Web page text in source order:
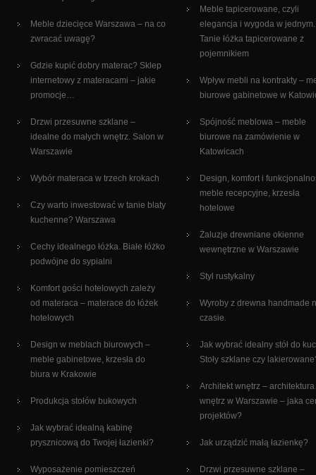
Meble dziecięce Warszawa – na co
zwracać uwagę?
Gdzie kupić dobry materac? Sklep
internetowy z materacami – jakie
promocje…
Drzwi przesuwne szklane –
idealne do małych wnętrz. Salon w
Warszawie
Wybór materaca w trzech krokach
Czy warto inwestować w tanie blaty
kuchenne? Warszawa
Cechy idealnego łóżka. Białe łóżko
podwójne do sypialni
Komfort gości hotelowych zależy
od materaca – materace do łóżek
hotelowych
Design w meblach biurowych –
meble gabinetowe, krzesła do
biura w Krakowie
Produkcja stołów bukowych
Jak wybrać idealną kabinę
prysznicową do Twojej łazienki?
Wyposażenie pomieszczeń
Meble tapicerowane, czyli
elegancja i wygoda w jednym.
Tanie łóżka tapicerowane z
pojemnikiem
Wpływ mebli na kontrakty –
biurowe gabinetowe w
Spójność meblowa – meble
biurowe na zamówienie w
Katowicach
Design, komfort i
meble recepcyjne, krzesła
hotelowe
Żaluzje drewniane okienne
wewnętrzne w Warszawie
Styl rustykalny
Wyroby z drewna handmade
czasie.
Jak wybrać idealny stół do
Stoły szklane czy
Architekt wnętrz – architektura
wnętrz w Warszawie – jaka
projektów?
Jak urządzić małą łazienkę?
Drzwi przesuwne szklane –